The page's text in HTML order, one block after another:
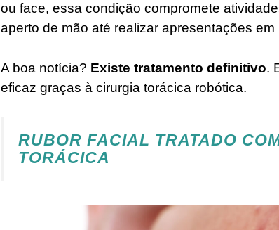
ou face, essa condição compromete
aperto de mão até realizar apresentações em
A boa notícia? Existe tratamento definitivo.
eficaz graças à cirurgia torácica robótica.
RUBOR FACIAL TRATADO
TORÁCICA